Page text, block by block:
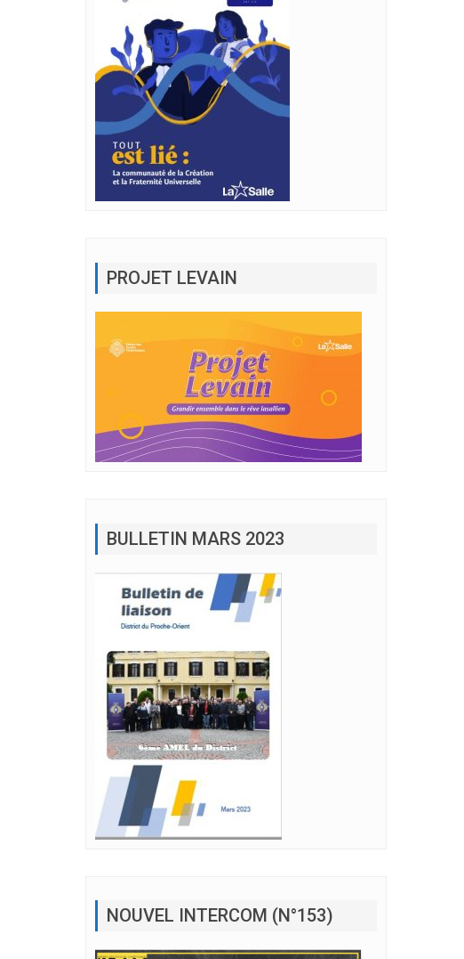
PROJET LEVAIN
BULLETIN MARS 2023
NOUVEL INTERCOM (N°153)